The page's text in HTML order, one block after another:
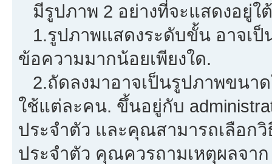
มีรูปภาพ 2 อย่างที่จะแสดงอยู่ใ
1.รูปภาพแสดงระดับขั้น อาจเ
ข้อความมากน้อยเพียงใด.
2.ถัดลงมาอาจเป็นรูปภาพขนา
ใช้แต่ละคน. ขึ้นอยู่กับ
ประจำตัว และคุณสามารถเลือก
ประจำตัว คุณควรถามเหตุผลจาก